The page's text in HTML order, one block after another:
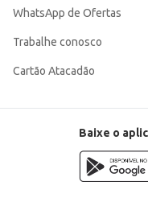
WhatsApp de Ofertas
Trabalhe conosco
Cartão Atacadão
Baixe o